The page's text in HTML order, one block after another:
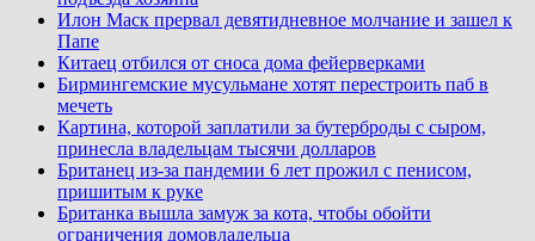
Илон Маск прервал девятидневное молчание и зашел к
Папе
Китаец отбился от сноса дома фейерверками
Бирмингемские мусульмане хотят перестроить паб в
мечеть
Картина, которой заплатили за бутерброды с сыром,
принесла владельцам тысячи долларов
Британец из-за пандемии 6 лет прожил с пенисом,
пришитым к руке
Британка вышла замуж за кота, чтобы обойти
ограничения домовладельца